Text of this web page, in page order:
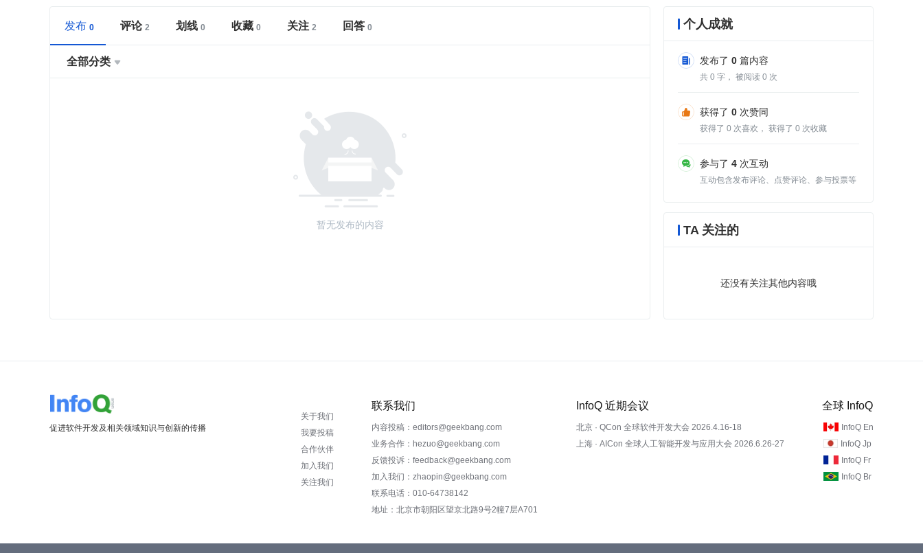
发布 评论 划线 收藏 关注 回答
全部分类 
暂无发布的内容
个人成就
发布了 0 篇内容
共 0 字， 被阅读 0 次
获得了 0 次赞同
获得了 0 次喜欢， 获得了 0 次收藏
参与了 4 次互动
互动包含发布评论、点赞评论、参与投票等
TA 关注的
还没有关注其他内容哦
促进软件开发及相关领域知识与创新的传播
关于我们
我要投稿
合作伙伴
加入我们
关注我们
联系我们
内容投稿：editors@geekbang.com
业务合作：hezuo@geekbang.com
反馈投诉：feedback@geekbang.com
加入我们：zhaopin@geekbang.com
联系电话：010-64738142
地址：北京市朝阳区望京北路9号2幢7层A701
InfoQ 近期会议
北京 · QCon 全球软件开发大会 2026.4.16-18
上海 · AICon 全球人工智能开发与应用大会 2026.6.26-27
全球 InfoQ
InfoQ En
InfoQ Jp
InfoQ Fr
InfoQ Br